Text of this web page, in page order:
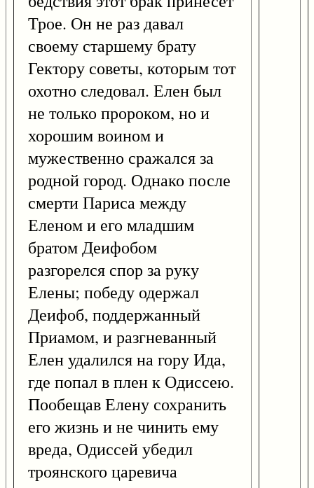
Трое. Он не раз давал
своему старшему брату
Гектору советы, которым тот
охотно следовал. Елен был
не только пророком, но и
хорошим воином и
мужественно сражался за
родной город. Однако после
смерти Париса между
Еленом и его младшим
братом Деифобом
разгорелся спор за руку
Елены; победу одержал
Деифоб, поддержанный
Приамом, и разгневанный
Елен удалился на гору Ида,
где попал в плен к Одиссею.
Пообещав Елену сохранить
его жизнь и не чинить ему
вреда, Одиссей убедил
троянского царевича